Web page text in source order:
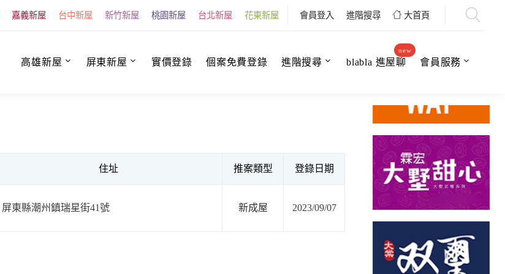
嘉義新屋 台中新屋 新竹新屋 桃園新屋 台北新屋 花東新屋 會員登入 進階搜尋 大首頁
高雄新屋 屏東新屋 實價登錄 個案免費登錄 進階搜尋 blabla 進屋聊
new
會員服務
住址 推案類型 登錄日期
屏東縣潮州鎮瑞星街41號 新成屋 2023/09/07